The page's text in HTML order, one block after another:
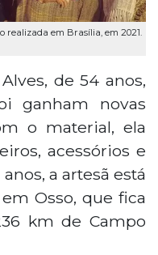
realizada em Brasília, em 2021.
de 54 anos,
ganham novas
o material, ela
acessórios e
a artesã está
Osso, que fica
km de Campo